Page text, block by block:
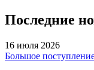
Последние
16 июля 2026
Большое